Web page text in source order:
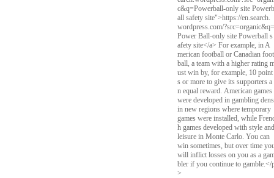
c&q=Powerball-only site Powerb
all safety site">https://en.search.
wordpress.com/?src=organic&q=
Power Ball-only site Powerball s
afety site</a> For example, in A
merican football or Canadian foot
ball, a team with a higher rating
ust win by, for example, 10 point
s or more to give its supporters a
n equal reward. American games
were developed in gambling dens
in new regions where temporary
games were installed, while
h games developed with style and
leisure in Monte Carlo. You can
win sometimes, but over time
will inflict losses on you as a
bler if you continue to gamble.</
>